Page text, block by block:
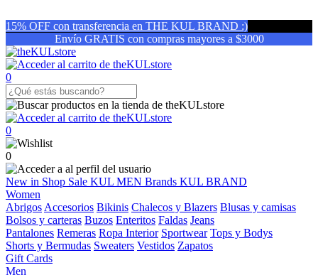
15% OFF con transferencia en THE KUL BRAND :)
Envío GRATIS con compras mayores a $3000
0
0
0
New in Shop Sale KUL MEN Brands KUL BRAND
Women
Abrigos Accesorios Bikinis Chalecos y Blazers Blusas y camisas
Bolsos y carteras Buzos Enteritos Faldas Jeans
Pantalones Remeras Ropa Interior Sportwear Tops y Bodys
Shorts y Bermudas Sweaters Vestidos Zapatos
Gift Cards
Men